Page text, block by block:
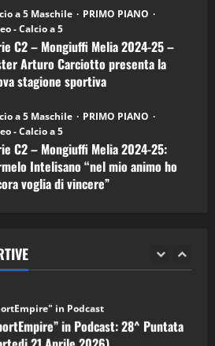
a 5 Maschile
PRIMO PIANO
- Calcio a 5
C2 – Mongiuffi Melia 2024-25 –
Arturo Carciotto presenta la
stagione sportiva
a 5 Maschile
PRIMO PIANO
- Calcio a 5
C2 – Mongiuffi Melia 2024-25:
Intelisano “nel mio animo ho
voglia di vincere”
in Podcast: 26^ Puntata
07 Aprile 2026)
04/2026
in Podcast: 30^ Puntata
05 Maggio 2026)
05/2026
28/04/2026
in Podcast: 28^ Puntata
21 Aprile 2026)